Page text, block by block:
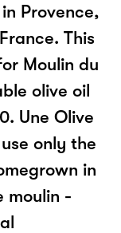
Provence,
This
Moulin du
olive oil
Une Olive
only the
in
moulin -